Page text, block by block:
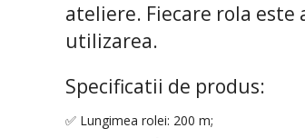
ateliere. Fiecare rola
utilizarea.
Specificatii de produs:
✅ Lungimea rolei: 200 m;